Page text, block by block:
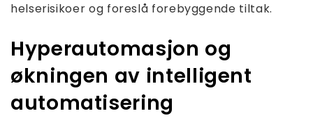
helserisikoer og foreslå forebyggende tiltak.
Hyperautomasjon og
økningen av intelligent
automatisering